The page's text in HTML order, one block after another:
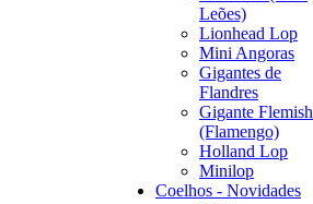
Leões)
Lionhead Lop
Mini Angoras
Gigantes de
Flandres
Gigante Flemish
(Flamengo)
Holland Lop
Minilop
Coelhos - Novidades